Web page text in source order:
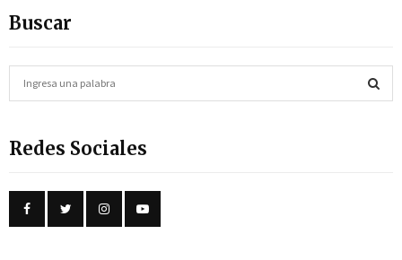
Buscar
c
f
r
Redes Sociales